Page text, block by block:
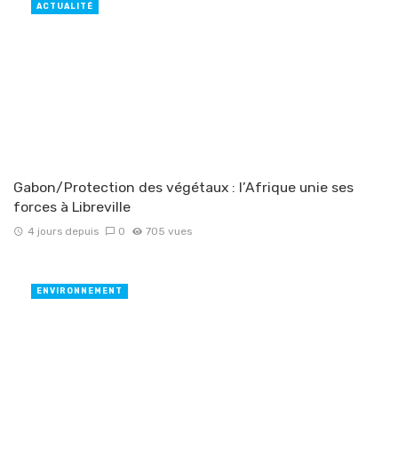
Gabon/Protection des végétaux : l’Afrique unie ses
forces à Libreville
4 jours depuis 0 705 vues
ACTUALITÉ
ENVIRONNEMENT